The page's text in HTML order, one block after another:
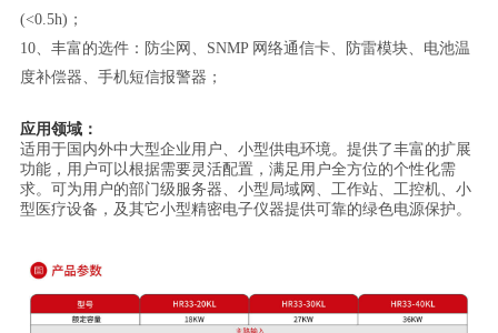
(<0.5h)；
10、丰富的选件：防尘网、SNMP 网络通信卡、防雷模块、电池温
度补偿器、手机短信报警器；
应用领域：
适用于国内外中大型企业用户、小型供电环境。提供了丰富的扩展
功能，用户可以根据需要灵活配置，满足用户全方位的个性化需
求。可为用户的部门级服务器、小型局域网、工作站、工控机、小
型医疗设备，及其它小型精密电子仪器提供可靠的绿色电源保护。